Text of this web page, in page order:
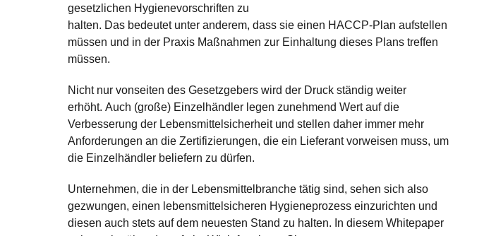
gesetzlichen Hygienevorschriften zu
halten. Das bedeutet unter anderem, dass sie einen HACCP-Plan aufstellen
müssen und in der Praxis Maßnahmen zur Einhaltung dieses Plans treffen
müssen.
Nicht nur vonseiten des Gesetzgebers wird der Druck ständig weiter
erhöht. Auch (große) Einzelhändler legen zunehmend Wert auf die
Verbesserung der Lebensmittelsicherheit und stellen daher immer mehr
Anforderungen an die Zertifizierungen, die ein Lieferant vorweisen muss, um
die Einzelhändler beliefern zu dürfen.
Unternehmen, die in der Lebensmittelbranche tätig sind, sehen sich also
gezwungen, einen lebensmittelsicheren Hygieneprozess einzurichten und
diesen auch stets auf dem neuesten Stand zu halten. In diesem Whitepaper